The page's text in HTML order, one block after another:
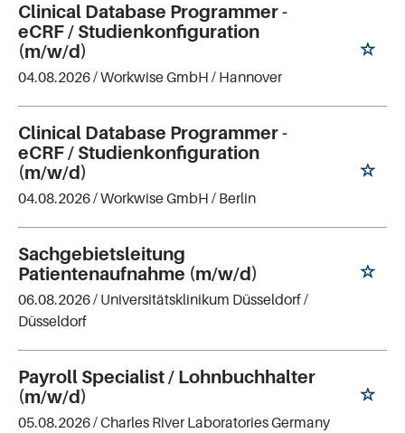
Clinical Database Programmer -
eCRF / Studienkonfiguration
(m/w/d)
04.08.2026 /Workwise GmbH / Hannover
Clinical Database Programmer -
eCRF / Studienkonfiguration
(m/w/d)
04.08.2026 /Workwise GmbH / Berlin
Sachgebietsleitung
Patientenaufnahme (m/w/d)
06.08.2026 / Universitätsklinikum Düsseldorf/
Düsseldorf
Payroll Specialist / Lohnbuchhalter
(m/w/d)
05.08.2026 /Charles River Laboratories Germany